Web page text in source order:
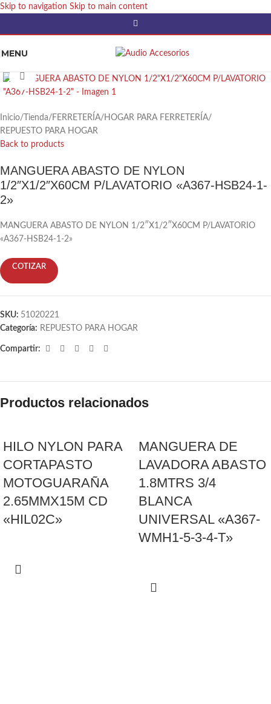
Skip to navigation Skip to main content
MENU
Click to enlarge
Inicio/ Tienda/ FERRETERÍA/ HOGAR PARA FERRETERÍA/
REPUESTO PARA HOGAR
Back to products
MANGUERA ABASTO DE NYLON
1/2″X1/2″X60CM P/LAVATORIO «A367-HSB24-1-
2»
MANGUERA ABASTO DE NYLON 1/2″X1/2″X60CM P/LAVATORIO
«A367-HSB24-1-2»
COTIZAR
SKU: 51020221
Categoría: REPUESTO PARA HOGAR
Compartir:
Productos relacionados
HILO NYLON PARA
CORTAPASTO
MOTOGUARAÑA
2.65MMX15M CD
«HIL02C»
MANGUERA DE
LAVADORA ABASTO
1.8MTRS 3/4
BLANCA
UNIVERSAL «A367-
WMH1-5-3-4-T»